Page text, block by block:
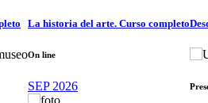
La historia del arte. Curso completo
On line
SEP 2026